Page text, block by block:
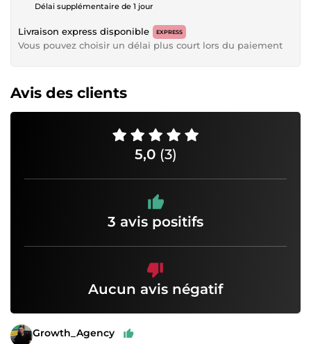
Délai supplémentaire de 1 jour
Livraison express disponible EXPRESS
Vous pouvez choisir un délai plus court lors du paiement
Avis des clients
5,0 (3)
3 avis positifs
Aucun avis négatif
Growth_Agency